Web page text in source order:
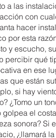
a las
con
hacer
por esta
y escucho,
percibir qué
en ese
que están
si hay
¿Tomo un
golpea el
sonora? Si
¿llamará